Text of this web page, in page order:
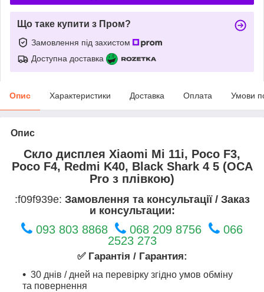
Що таке купити з Пром?
Замовлення під захистом
Доступна доставка
Опис Характеристики Доставка Оплата Умови
Опис
Скло дисплея Xiaomi Mi 11i, Poco F3,
Poco F4, Redmi K40, Black Shark 4 5 (OCA
Pro з плівкою)
:f09f939e: Замовлення та консультації / Заказ
и консультации:
093 803 8868 068 209 8756
066
2523 273
✅ Гарантія / Гарантия:
30 днів / дней на перевірку згідно умов обміну
та повернення